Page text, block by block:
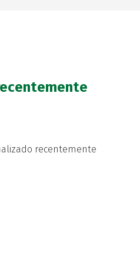
recentemente